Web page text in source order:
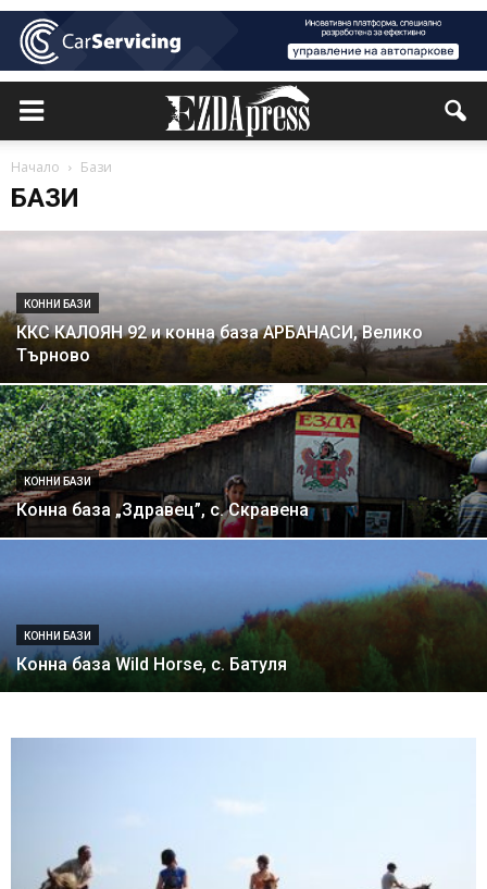
Начало Бази
БАЗИ
КОННИ БАЗИ
ККС КАЛОЯН 92 и конна база АРБАНАСИ, Велико
Търново
КОННИ БАЗИ
Конна база „Здравец”, с. Скравена
КОННИ БАЗИ
Конна база Wild Horse, с. Батуля